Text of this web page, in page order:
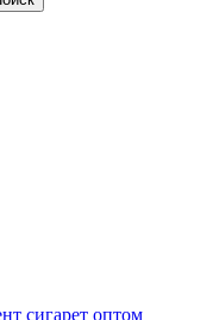
сигарет оптом